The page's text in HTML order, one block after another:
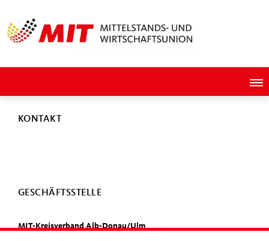
KONTAKT
GESCHÄFTSSTELLE
MIT-Kreisverband Alb-Donau/Ulm